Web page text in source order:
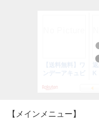
【メインメニュー】